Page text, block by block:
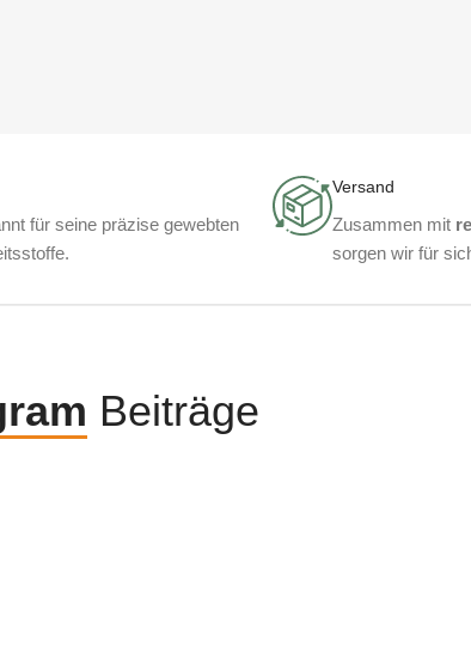
für seine präzise gewebten
Versand
Zusammen mit
sorgen wir für
Beiträge